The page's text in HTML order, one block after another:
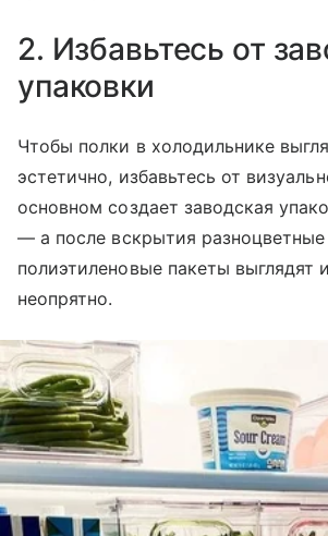
2. Избавьтесь от
упаковки
Чтобы полки в холодильнике
эстетично, избавьтесь от
основном создает заводская
— а после вскрытия
полиэтиленовые пакеты выглядят
неопрятно.